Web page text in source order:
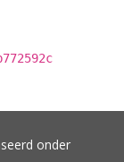
onder